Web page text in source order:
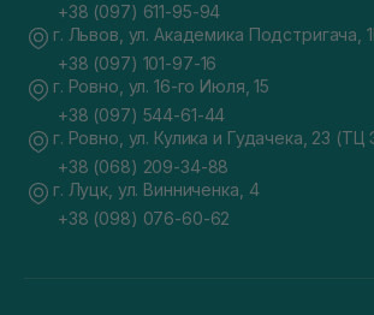
+38 (097) 611-95-94
г. Львов, ул. Академика Подстригача,
+38 (097) 101-97-16
г. Ровно, ул. 16-го Июля, 15
+38 (097) 544-61-44
г. Ровно, ул. Кулика и Гудачека, 23 (ТЦ
+38 (068) 209-34-88
г. Луцк, ул. Винниченка, 4
+38 (098) 076-60-62